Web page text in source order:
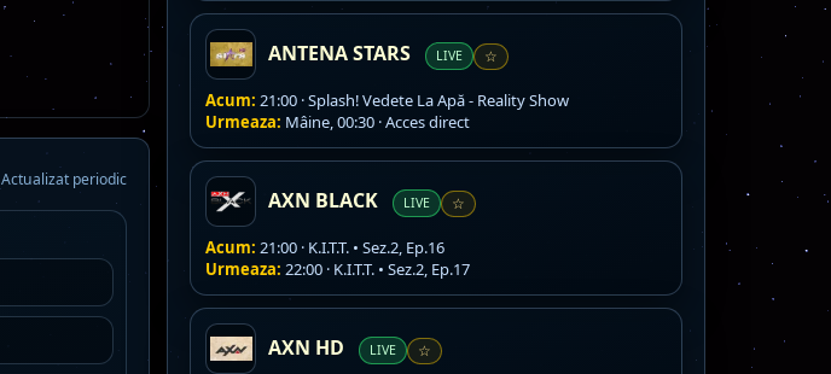
Actualizat periodic
ANTENA STARS LIVE ☆
Acum: 21:00 · Splash! Vedete La Apă - Reality Show
Urmeaza: Mâine, 00:30 · Acces direct
AXN BLACK LIVE ☆
Acum: 21:00 · K.I.T.T. • Sez.2, Ep.16
Urmeaza: 22:00 · K.I.T.T. • Sez.2, Ep.17
AXN HD LIVE ☆